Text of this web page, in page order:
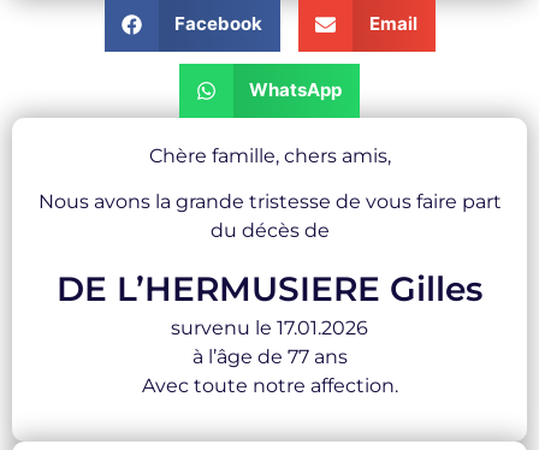
Chère famille, chers amis,
Nous avons la grande tristesse de vous faire part
du décès de
DE L’HERMUSIERE Gilles
survenu le 17.01.2026
à l’âge de 77 ans
Avec toute notre affection.
Facebook Email
WhatsApp